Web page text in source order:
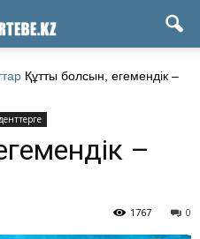
Құтты болсын, егемендік –
–
0
1767